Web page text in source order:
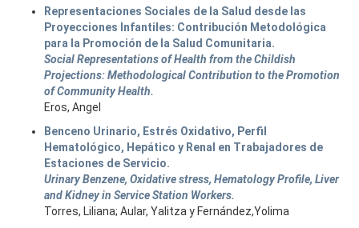
Representaciones Sociales de la Salud desde las
Proyecciones Infantiles: Contribución Metodológica
para la Promoción de la Salud Comunitaria.
Social Representations of Health from the Childish
Projections: Methodological Contribution to the Promotion
of Community Health.
Eros, Angel
Benceno Urinario, Estrés Oxidativo, Perfil
Hematológico, Hepático y Renal en Trabajadores de
Estaciones de Servicio.
Urinary Benzene, Oxidative stress, Hematology Profile, Liver
and Kidney in Service Station Workers.
Torres, Liliana; Aular, Yalitza y Fernández,Yolima